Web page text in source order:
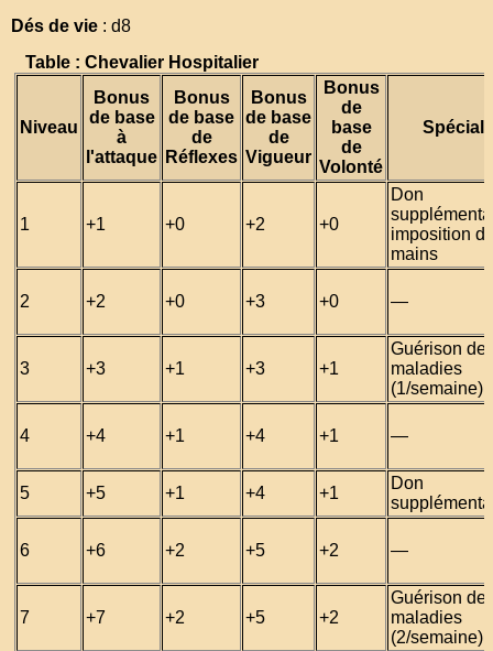
Dés de vie : d8
Table : Chevalier Hospitalier
Niveau
Bonus
de base
à
l'attaque
Bonus
de base
de
Réflexes
Bonus
de base
de
Vigueur
Bonus
de
base
de
Volonté
Spécial
1 +1 +0 +2 +0
Don
imposition
mains
2 +2 +0 +3 +0 —
3 +3 +1 +3 +1
Guérison
maladies
(1/semaine)
4 +4 +1 +4 +1 —
5 +5 +1 +4 +1
Don
6 +6 +2 +5 +2 —
7 +7 +2 +5 +2
Guérison
maladies
(2/semaine)